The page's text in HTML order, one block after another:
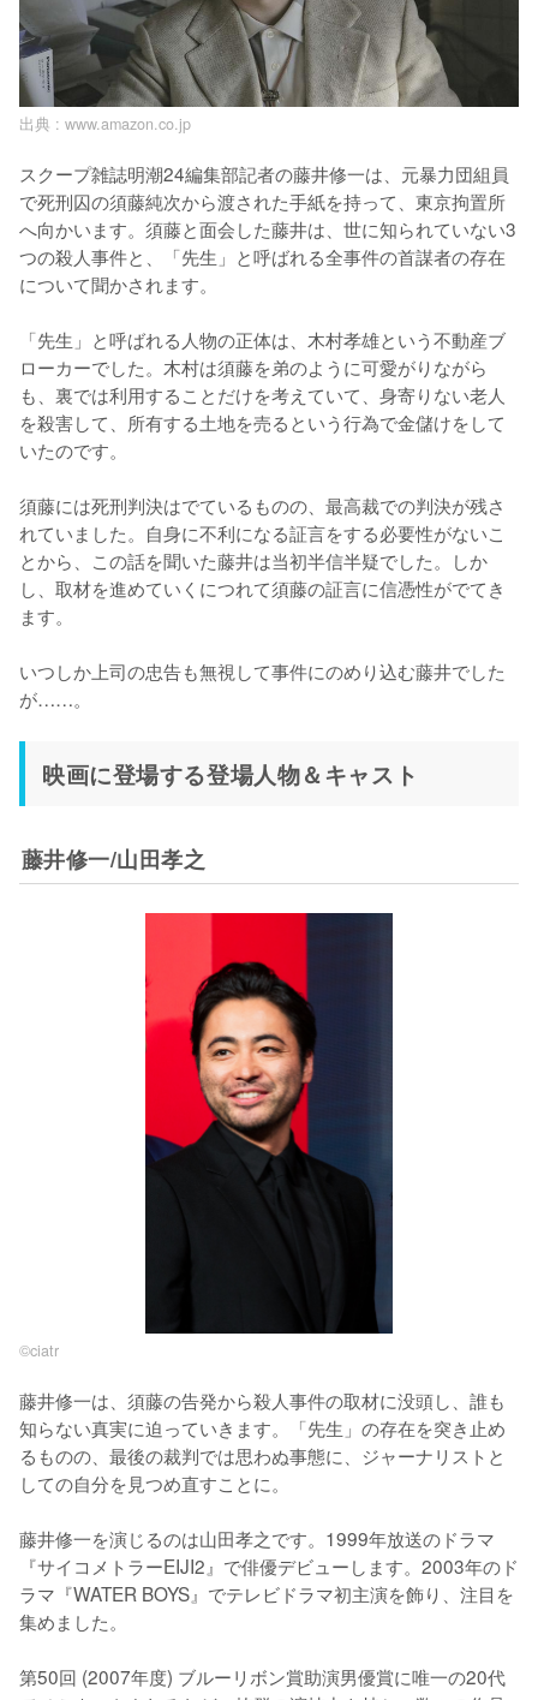
出典 : www.amazon.co.jp
スクープ雑誌明潮24編集部記者の藤井修一は、元暴力団組員
で死刑囚の須藤純次から渡された手紙を持って、東京拘置所
へ向かいます。須藤と面会した藤井は、世に知られていない3
つの殺人事件と、「先生」と呼ばれる全事件の首謀者の存在
について聞かされます。
「先生」と呼ばれる人物の正体は、木村孝雄という不動産ブ
ローカーでした。木村は須藤を弟のように可愛がりながら
も、裏では利用することだけを考えていて、身寄りない老人
を殺害して、所有する土地を売るという行為で金儲けをして
いたのです。
須藤には死刑判決はでているものの、最高裁での判決が残さ
れていました。自身に不利になる証言をする必要性がないこ
とから、この話を聞いた藤井は当初半信半疑でした。しか
し、取材を進めていくにつれて須藤の証言に信憑性がでてき
ます。
いつしか上司の忠告も無視して事件にのめり込む藤井でした
が……。
映画に登場する登場人物＆キャスト
藤井修一/山田孝之
©ciatr
藤井修一は、須藤の告発から殺人事件の取材に没頭し、誰も
知らない真実に迫っていきます。「先生」の存在を突き止め
るものの、最後の裁判では思わぬ事態に、ジャーナリストと
しての自分を見つめ直すことに。
藤井修一を演じるのは山田孝之です。1999年放送のドラマ
『サイコメトラーEIJI2』で俳優デビューします。2003年のド
ラマ『WATER BOYS』でテレビドラマ初主演を飾り、注目を
集めました。
第50回 (2007年度) ブルーリボン賞助演男優賞に唯一の20代